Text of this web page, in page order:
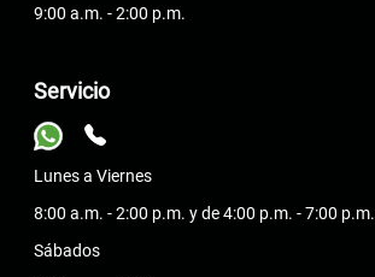
9:00 a.m. - 2:00 p.m.
Servicio
Lunes a Viernes
8:00 a.m. - 2:00 p.m. y de 4:00 p.m. - 7:00 p.m.
Sábados